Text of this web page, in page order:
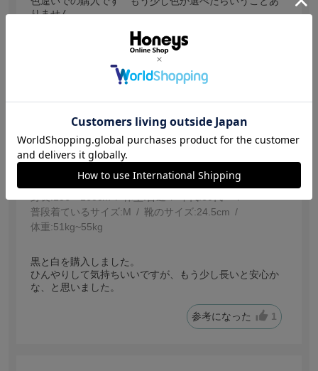
りません
ちょっと、短い。
サイズ：Ｆ
色：オフ
普段着ているサイズ:M 靴のサイズ:24.5cm
体重:51kg~55kg
黒と白を購入しました。
ひんやりして気持ちいいですが、もう少し長いと安心か
な、と思いました。
参考になった 1